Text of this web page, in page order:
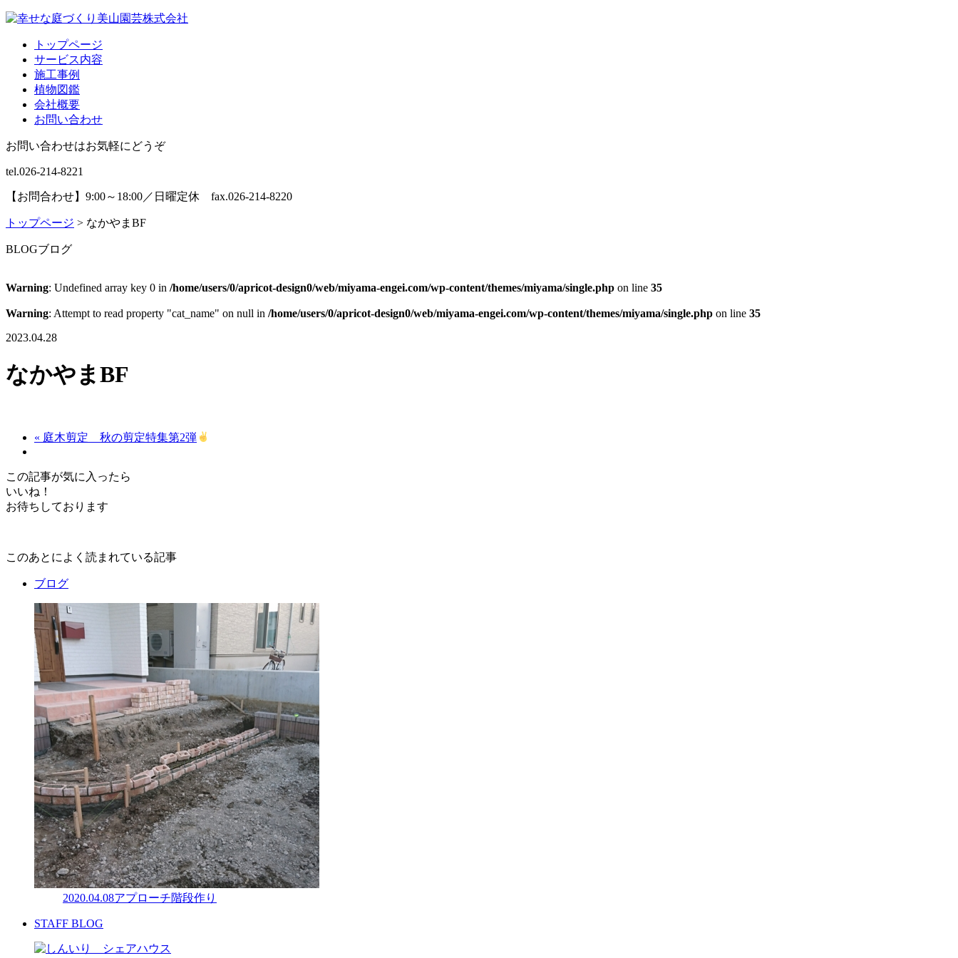
トップページ
サービス内容
施工事例
植物図鑑
会社概要
お問い合わせ
お問い合わせはお気軽にどうぞ
tel.026-214-8221
【お問合わせ】9:00～18:00／日曜定休 fax.026-214-8220
トップページ > なかやまBF
BLOGブログ
Warning: Undefined array key 0 in /home/users/0/apricot-design0/web/miyama-engei.com/wp-content/themes/miyama/single.php on line 35
Warning: Attempt to read property "cat_name" on null in /home/users/0/apricot-design0/web/miyama-engei.com/wp-content/themes/miyama/single.php on line 35
2023.04.28
なかやまBF
« 庭木剪定 秋の剪定特集第2弾
この記事が気に入ったら
いいね！
お待ちしております
このあとによく読まれている記事
ブログ
2020.04.08アプローチ階段作り
STAFF BLOG